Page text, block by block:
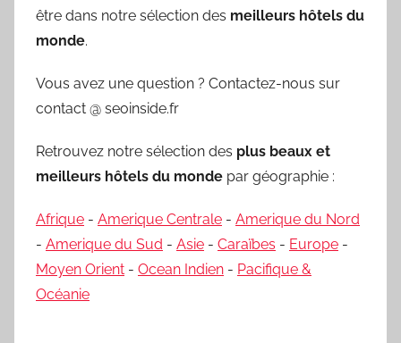
être dans notre sélection des meilleurs hôtels du
monde.
Vous avez une question ? Contactez-nous sur
contact @ seoinside.fr
Retrouvez notre sélection des plus beaux et
meilleurs hôtels du monde par géographie :
Afrique - Amerique Centrale - Amerique du Nord
- Amerique du Sud - Asie - Caraïbes - Europe -
Moyen Orient - Ocean Indien - Pacifique &
Océanie